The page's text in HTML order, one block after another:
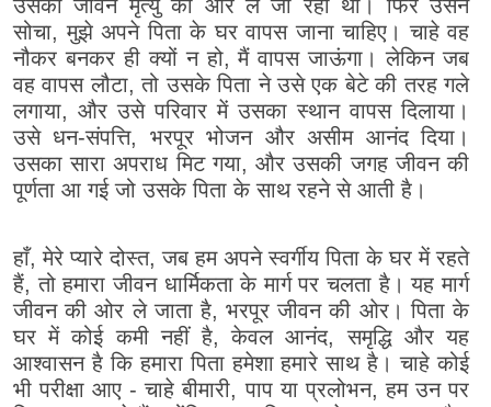
उसका जीवन मृत्यु की ओर ले जा रहा था। फिर उसने
सोचा, मुझे अपने पिता के घर वापस जाना चाहिए। चाहे वह
नौकर बनकर ही क्यों न हो, मैं वापस जाऊंगा। लेकिन जब
वह वापस लौटा, तो उसके पिता ने उसे एक बेटे की तरह गले
लगाया, और उसे परिवार में उसका स्थान वापस दिलाया।
उसे धन-संपत्ति, भरपूर भोजन और असीम आनंद दिया।
उसका सारा अपराध मिट गया, और उसकी जगह जीवन की
पूर्णता आ गई जो उसके पिता के साथ रहने से आती है।
हाँ, मेरे प्यारे दोस्त, जब हम अपने स्वर्गीय पिता के घर में रहते
हैं, तो हमारा जीवन धार्मिकता के मार्ग पर चलता है। यह मार्ग
जीवन की ओर ले जाता है, भरपूर जीवन की ओर। पिता के
घर में कोई कमी नहीं है, केवल आनंद, समृद्धि और यह
आश्वासन है कि हमारा पिता हमेशा हमारे साथ है। चाहे कोई
भी परीक्षा आए - चाहे बीमारी, पाप या प्रलोभन, हम उन पर